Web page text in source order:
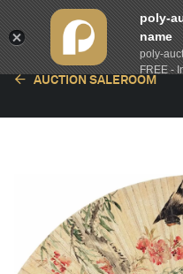
AUCTION SALEROOM
poly-
name
poly-
FREE -